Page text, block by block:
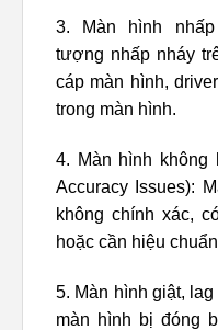
3. Màn hình nhấp
tượng nhấp nháy
cáp màn hình,
trong màn hình.
4. Màn hình không
Accuracy Issues):
không chính xác,
hoặc cần hiệu
5. Màn hình giật,
màn hình bị đóng